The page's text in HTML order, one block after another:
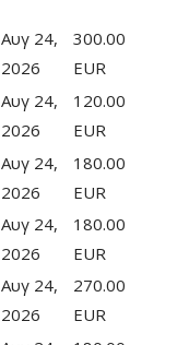
Αυγ 24,
2026
300.00
EUR
Αυγ 24,
2026
120.00
EUR
Αυγ 24,
2026
180.00
EUR
Αυγ 24,
2026
180.00
EUR
Αυγ 24,
2026
270.00
EUR